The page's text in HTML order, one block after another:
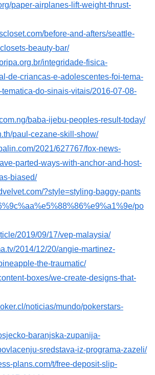
paper-airplanes-lift-weight-thrust-
before-and-afters/seattle-
beauty-bar/
integridade-fisica-
de-criancas-e-adolescentes-foi-tema-
do-sinais-vitais/2016-07-08-
baba-ijebu-peoples-result-today/
paul-cezane-skill-show/
2021/627767/fox-news-
parted-ways-with-anchor-and-host-
biased/
?style=styling-baggy-pants
po
2019/09/17/vep-malaysia/
2014/12/20/angie-martinez-
the-traumatic/
boxes/we-create-designs-that-
noticias/mundo/pokerstars-
baranjska-zupanija-
sredstava-iz-programa-zazeli/
plans.com/t/free-deposit-slip-